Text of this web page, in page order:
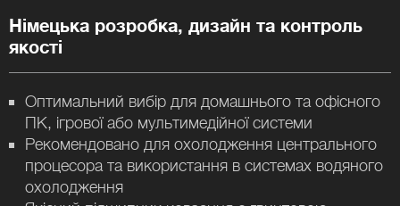
Німецька розробка, дизайн та контроль
якості
Оптимальний вибір для домашнього та офісного
ПК, ігрової або мультимедійної системи
Рекомендовано для охолодження центрального
процесора та використання в системах водяного
охолодження